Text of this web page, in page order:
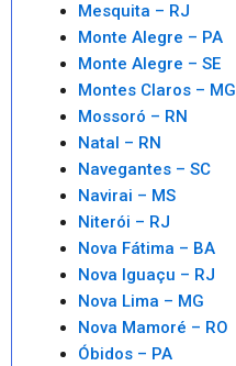
Mesquita – RJ
Monte Alegre – PA
Monte Alegre – SE
Montes Claros – MG
Mossoró – RN
Natal – RN
Navegantes – SC
Navirai – MS
Niterói – RJ
Nova Fátima – BA
Nova Iguaçu – RJ
Nova Lima – MG
Nova Mamoré – RO
Óbidos – PA